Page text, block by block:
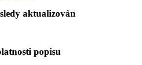
aktualizován
popisu